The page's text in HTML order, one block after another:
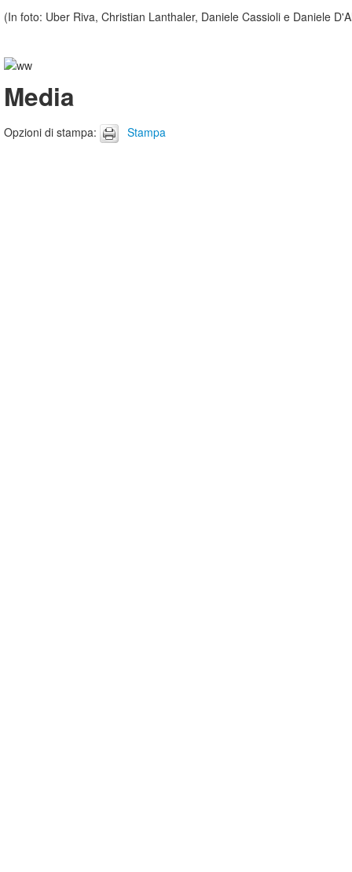
(In foto: Uber Riva, Christian Lanthaler, Daniele Cassioli e Daniele
Media
Opzioni di stampa: Stampa